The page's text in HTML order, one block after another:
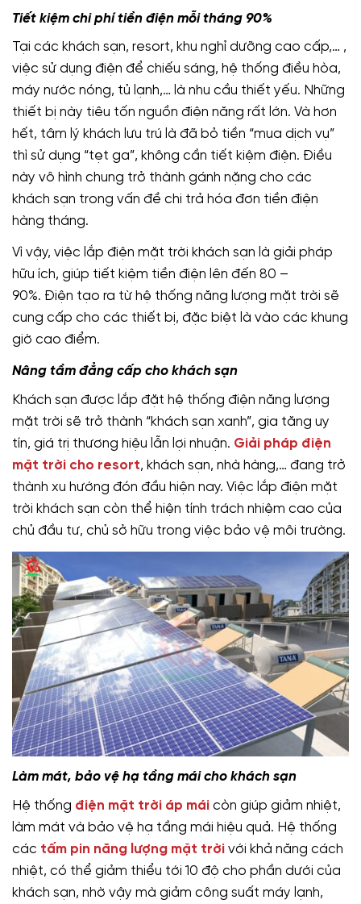
Tiết kiệm chi phí tiền điện mỗi tháng 90%
Tại các khách sạn, resort, khu nghỉ dưỡng cao cấp,… ,
việc sử dụng điện để chiếu sáng, hệ thống điều hòa,
máy nước nóng, tủ lạnh,… là nhu cầu thiết yếu. Những
thiết bị này tiêu tốn nguồn điện năng rất lớn. Và hơn
hết, tâm lý khách lưu trú là đã bỏ tiền “mua dịch vụ”
thì sử dụng “tẹt ga”, không cần tiết kiệm điện. Điều
này vô hình chung trở thành gánh nặng cho các
khách sạn trong vấn đề chi trả hóa đơn tiền điện
hàng tháng.
Vì vậy, việc lắp điện mặt trời khách sạn là giải pháp
hữu ích, giúp tiết kiệm tiền điện lên đến 80 –
90%. Điện tạo ra từ hệ thống năng lượng mặt trời sẽ
cung cấp cho các thiết bị, đặc biệt là vào các khung
giờ cao điểm.
Nâng tầm đẳng cấp cho khách sạn
Khách sạn được lắp đặt hệ thống điện năng lượng
mặt trời sẽ trở thành “khách sạn xanh”, gia tăng uy
tín, giá trị thương hiệu lẫn lợi nhuận. Giải pháp điện
mặt trời cho resort, khách sạn, nhà hàng,… đang trở
thành xu hướng đón đầu hiện nay. Việc lắp điện mặt
trời khách sạn còn thể hiện tính trách nhiệm cao của
chủ đầu tư, chủ sở hữu trong việc bảo vệ môi trường.
Làm mát, bảo vệ hạ tầng mái cho khách sạn
Hệ thống điện mặt trời áp mái còn giúp giảm nhiệt,
làm mát và bảo vệ hạ tầng mái hiệu quả. Hệ thống
các tấm pin năng lượng mặt trời với khả năng cách
nhiệt, có thể giảm thiểu tới 10 độ cho phần dưới của
khách sạn, nhờ vậy mà giảm công suất máy lạnh,